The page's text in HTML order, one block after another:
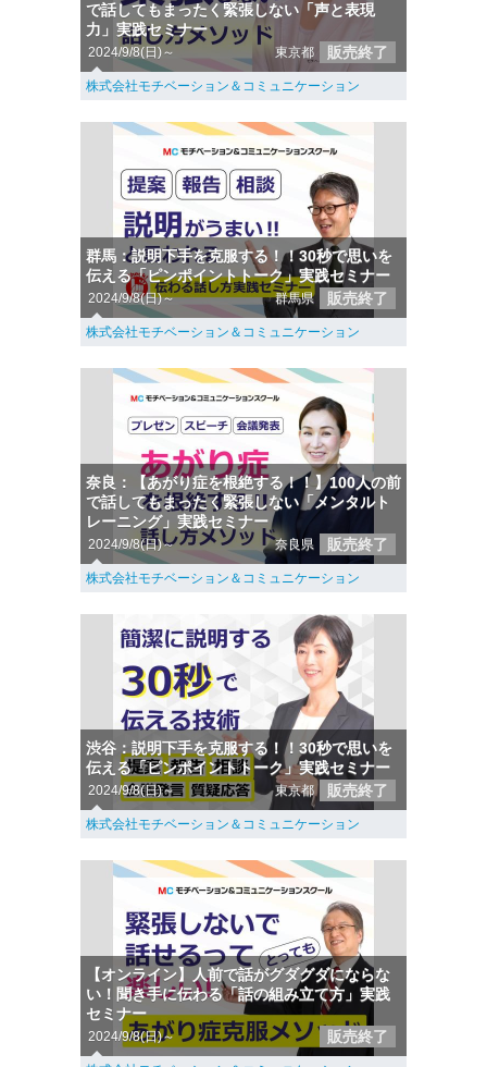
で話してもまったく緊張しない「声と表現
力」実践セミナー
2024/9/8(日)～ 東京都 販売終了
株式会社モチベーション＆コミュニケーション
群馬：説明下手を克服する！！30秒で思いを
伝える「ピンポイントトーク」実践セミナー
2024/9/8(日)～ 群馬県 販売終了
株式会社モチベーション＆コミュニケーション
奈良：【あがり症を根絶する！！】100人の前
で話してもまったく緊張しない「メンタルト
レーニング」実践セミナー
2024/9/8(日)～ 奈良県 販売終了
株式会社モチベーション＆コミュニケーション
渋谷：説明下手を克服する！！30秒で思いを
伝える「ピンポイントトーク」実践セミナー
2024/9/8(日)～ 東京都 販売終了
株式会社モチベーション＆コミュニケーション
【オンライン】人前で話がグダグダにならな
い！聞き手に伝わる「話の組み立て方」実践
セミナー
2024/9/8(日)～ 販売終了